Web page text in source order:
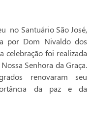
no Santuário São José,
por Dom Nivaldo dos
celebração foi realizada
Senhora da Graça.
renovaram seu
da paz e da